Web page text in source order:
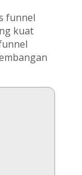
funnel
kuat